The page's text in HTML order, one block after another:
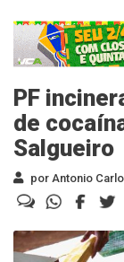
PF
de
Salgueiro
por Antonio